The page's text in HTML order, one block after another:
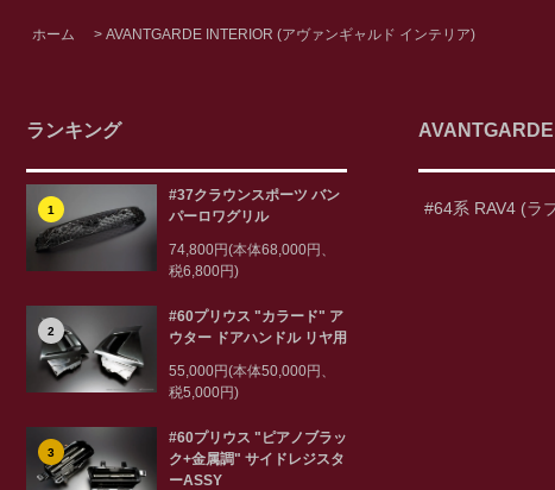
ホーム > AVANTGARDE INTERIOR (アヴァンギャルド インテリア)
ランキング
1
#37クラウンスポーツ バン
パーロワグリル
74,800円(本体68,000円、
税6,800円)
2
#60プリウス "カラード" ア
ウター ドアハンドル リヤ用
55,000円(本体50,000円、
税5,000円)
3
#60プリウス "ピアノブラッ
ク+金属調" サイドレジスタ
ーASSY
#64系 RAV4 (ラ